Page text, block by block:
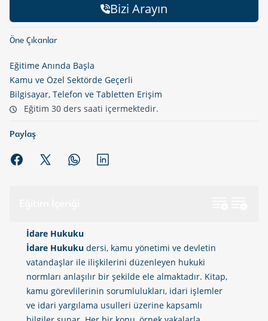
Bizi Arayın
Öne Çıkanlar
Eğitime Anında Başla
Kamu ve Özel Sektörde Geçerli
Bilgisayar, Telefon ve Tabletten Erişim
Eğitim 30 ders saati içermektedir.
Paylaş
WhatsApp'da paylaş
Linkedin'de paylaş
İdare Hukuku
İdare Hukuku dersi, kamu yönetimi ve devletin
vatandaşlar ile ilişkilerini düzenleyen hukuki
normları anlaşılır bir şekilde ele almaktadır. Kitap,
kamu görevlilerinin sorumlulukları, idari işlemler
ve idari yargılama usulleri üzerine kapsamlı